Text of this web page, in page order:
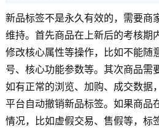
新品标签不是永久有效的，需要商
维持。首先商品在上新后的考核期
修改核心属性等操作，比如不能随
号、核心功能参数等。其次商品需
如有正常的浏览、加购、成交数据
平台自动撤销新品标签。如果商品
情况，比如虚假交易、售假等，标